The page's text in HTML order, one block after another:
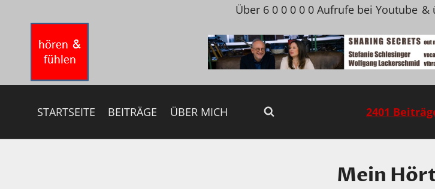
springen
Über 6 0 0 0 0 0 Aufrufe bei Youtube &
STARTSEITE BEITRÄGE ÜBER MICH 2401
Mein